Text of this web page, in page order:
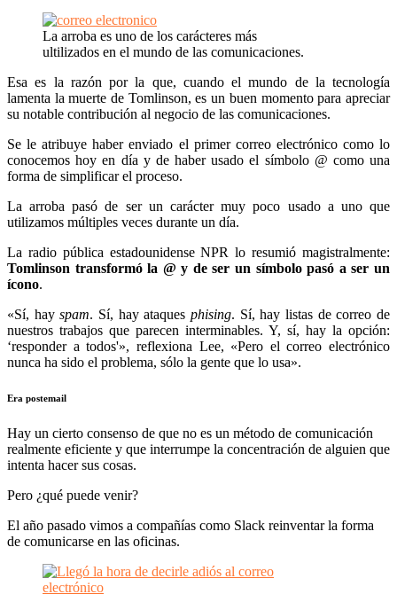
La arroba es uno de los carácteres más
ultilizados en el mundo de las comunicaciones.
Esa es la razón por la que, cuando el mundo de la tecnología
lamenta la muerte de Tomlinson, es un buen momento para apreciar
su notable contribución al negocio de las comunicaciones.
Se le atribuye haber enviado el primer correo electrónico como lo
conocemos hoy en día y de haber usado el símbolo @ como una
forma de simplificar el proceso.
La arroba pasó de ser un carácter muy poco usado a uno que
utilizamos múltiples veces durante un día.
La radio pública estadounidense NPR lo resumió magistralmente:
Tomlinson transformó la @ y de ser un símbolo pasó a ser un
ícono.
«Sí, hayspam. Sí, hay ataquesphising. Sí, hay listas de correo de
nuestros trabajos que parecen interminables. Y, sí, hay la opción:
‘responder a todos'», reflexiona Lee, «Pero el correo electrónico
nunca ha sido el problema, sólo la gente que lo usa».
Era postemail
Hay un cierto consenso de que no es un método de comunicación
realmente eficiente y que interrumpe la concentración de alguien que
intenta hacer sus cosas.
Pero ¿qué puede venir?
El año pasado vimos a compañías como Slack reinventar la forma
de comunicarse en las oficinas.